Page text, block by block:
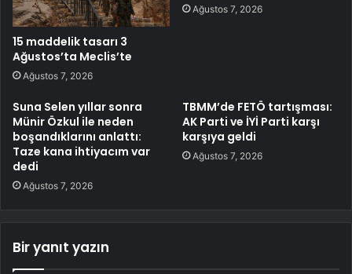
15 maddelik tasarı 3
Ağustos’ta Meclis’te
Ağustos 7, 2026
Ağustos 7, 2026
Suna Selen yıllar sonra
Münir Özkul ile neden
boşandıklarını anlattı:
Taze kana ihtiyacım var
dedi
Ağustos 7, 2026
TBMM’de FETÖ tartışması:
AK Parti ve İYİ Parti karşı
karşıya geldi
Ağustos 7, 2026
Bir yanıt yazın